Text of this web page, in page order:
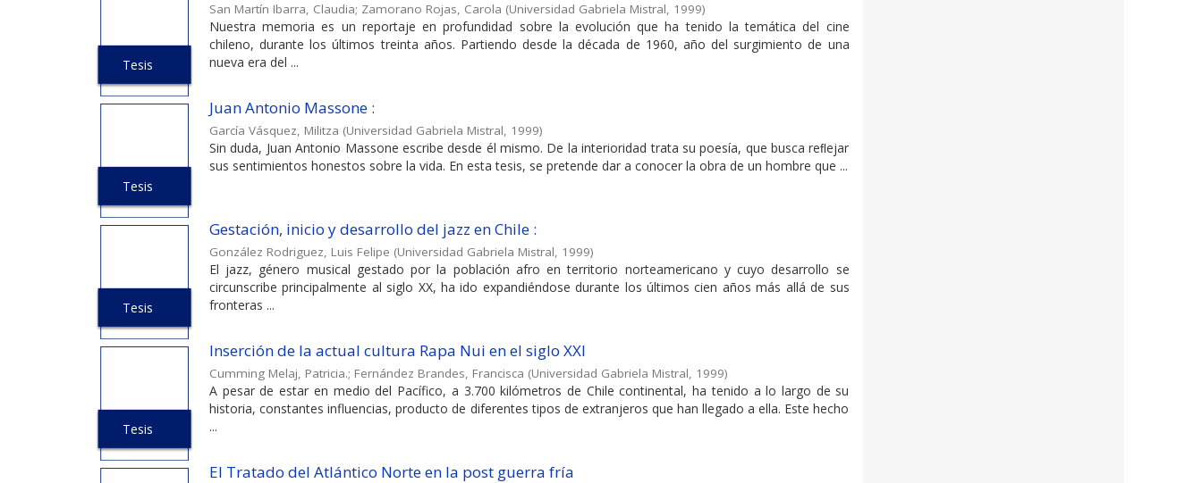
Tesis
San Martín Ibarra, Claudia; Zamorano Rojas, Carola (Universidad Gabriela Mistral, 1999)
Nuestra memoria es un reportaje en profundidad sobre la evolución que ha tenido la temática del cine
chileno, durante los últimos treinta años. Partiendo desde la década de 1960, año del surgimiento de una
nueva era del ...
Tesis
Juan Antonio Massone :
García Vásquez, Militza (Universidad Gabriela Mistral, 1999)
Sin duda, Juan Antonio Massone escribe desde él mismo. De la interioridad trata su poesía, que busca reﬂejar
sus sentimientos honestos sobre la vida. En esta tesis, se pretende dar a conocer la obra de un hombre que ...
Tesis
Gestación, inicio y desarrollo del jazz en Chile :
González Rodriguez, Luis Felipe (Universidad Gabriela Mistral, 1999)
El jazz, género musical gestado por la población afro en territorio norteamericano y cuyo desarrollo se
circunscribe principalmente al siglo XX, ha ido expandiéndose durante los últimos cien años más allá de sus
fronteras ...
Tesis
Inserción de la actual cultura Rapa Nui en el siglo XXI
Cumming Melaj, Patricia.; Fernández Brandes, Francisca (Universidad Gabriela Mistral, 1999)
A pesar de estar en medio del Pacífico, a 3.700 kilómetros de Chile continental, ha tenido a lo largo de su
historia, constantes influencias, producto de diferentes tipos de extranjeros que han llegado a ella. Este hecho
...
El Tratado del Atlántico Norte en la post guerra fría